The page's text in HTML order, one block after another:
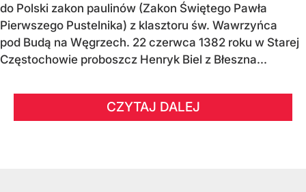
do Polski zakon paulinów (Zakon Świętego Pawła
Pierwszego Pustelnika) z klasztoru św. Wawrzyńca
pod Budą na Węgrzech. 22 czerwca 1382 roku w Starej
Częstochowie proboszcz Henryk Biel z Błeszna...
CZYTAJ DALEJ